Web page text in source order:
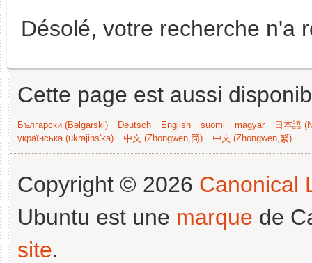
Désolé, votre recherche n'a
Cette page est aussi
Български (Bəlgarski) Deutsch English suomi magyar
日本語
українська (ukrajins'ka)
中文 (Zhongwen,简) 中文 (Zhongwen,繁)
Copyright © 2026 Canonical
Ubuntu est une marque de
site.